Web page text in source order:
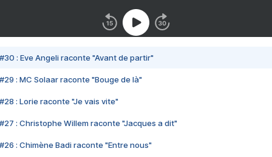
#30 : Eve Angeli raconte "Avant de partir"
#29 : MC Solaar raconte "Bouge de là"
#28 : Lorie raconte "Je vais vite"
#27 : Christophe Willem raconte "Jacques a dit"
#26 : Chimène Badi raconte "Entre nous"